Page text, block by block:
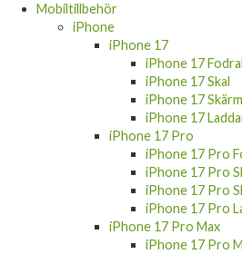
Mobiltillbehör
iPhone
iPhone 17
iPhone 17 Fodral
iPhone 17 Skal
iPhone 17
iPhone 17
iPhone 17 Pro
iPhone 17 Pro
iPhone 17 Pro
iPhone 17 Pro
iPhone 17 Pro
iPhone 17 Pro Max
iPhone 17 Pro